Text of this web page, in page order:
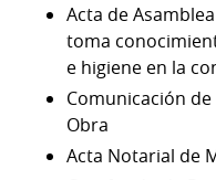
Acta de
toma
e higiene en la
Comunicación
Obra
Acta Notarial de